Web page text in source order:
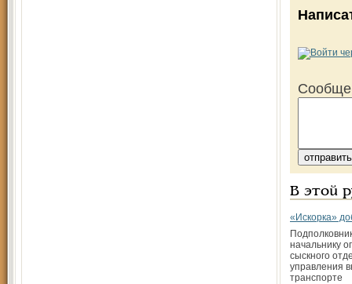
В этой
«Искорка»
начальнику
сыскного
управления
транспорте